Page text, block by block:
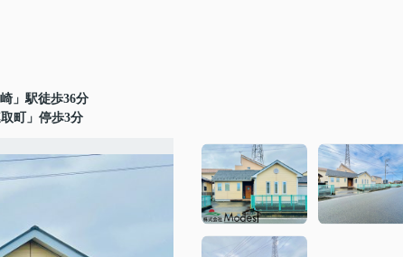
」駅徒歩36分
町」停歩3分